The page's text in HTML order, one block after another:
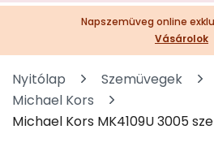
Napszemüveg online
Vásárolok
Nyitólap Szemüvegek
Michael Kors
Michael Kors MK4109U 3005